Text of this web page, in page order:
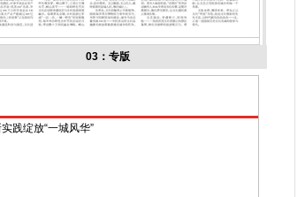
03：专版
践绽放“一城风华”